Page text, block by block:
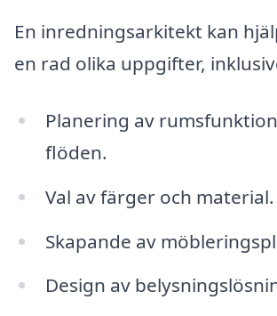
En inredningsarkitekt kan
en rad olika uppgifter,
Planering av
flöden.
Val av färger och material.
Skapande av
Design av